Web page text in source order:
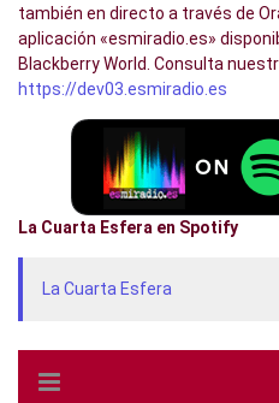
también en directo a través de
aplicación «esmiradio.es»
Blackberry World. Consulta
https://dev03.esmiradio.es
La Cuarta Esfera en Spotify
La Cuarta Esfera
More Entradas for Show: